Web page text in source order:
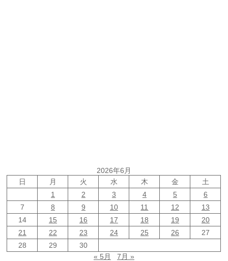
2026年6月
日
月 火 水 木 金
土
1
2 3 4 5
6
7
8 9 10 11 12
13
14
15 16 17 18 19
20
21
22 23 24 25 26
27
28
29
30
« 5月
7月 »